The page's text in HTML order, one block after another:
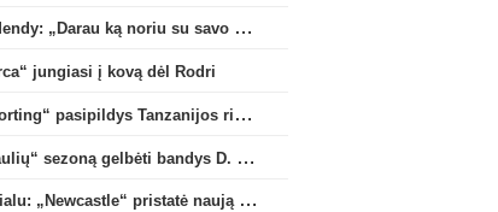
pasipildys
(1)
B. Mendy: „Darau ką noriu su savo pasaulio čempionato titulu“
jungiasi į kovą dėl Rodri
„Sporting“ pasipildys Tanzanijos rinktinės krašto saugu
„Šiaulių“ sezoną gelbėti bandys D. Lastauskas
Oficialu: „Newcastle“ pristatė naują strategą